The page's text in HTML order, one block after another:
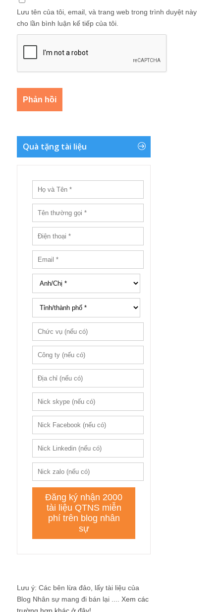
Lưu tên của tôi, email, và trang web trong trình duyệt này
cho lần bình luận kế tiếp của tôi.
Quà tặng tài liệu
Lưu ý: Các bên lừa đảo, lấy tài liệu của
Blog Nhân sự mang đi bán lại .... Xem các